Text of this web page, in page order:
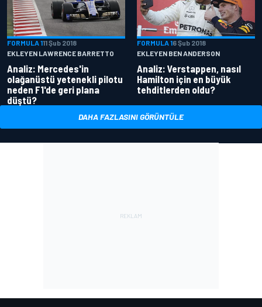
FORMULA 111 Şub 2018
EKLEYEN LAWRENCE BARRETTO
Analiz: Mercedes'in
olağanüstü yetenekli pilotu
neden F1'de geri plana
düştü?
FORMULA 16 Şub 2018
EKLEYEN BEN ANDERSON
Analiz: Verstappen, nasıl
Hamilton için en büyük
tehditlerden oldu?
DAHA FAZLASINI GÖRÜNTÜLE